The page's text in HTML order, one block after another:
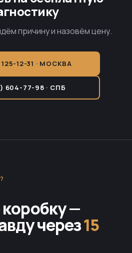
причину и назовём цену.
12-31 · МОСКВА
604-77-98 · СПБ
—
через15